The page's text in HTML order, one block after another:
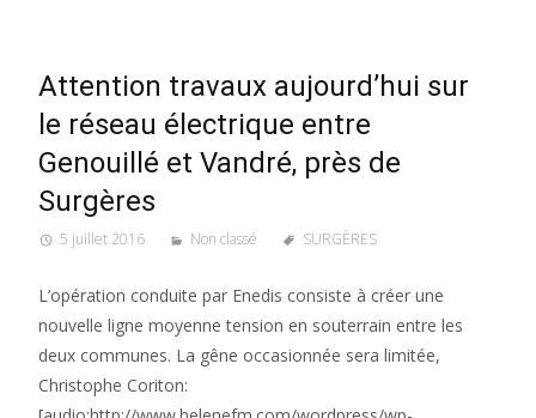
Attention travaux aujourd’hui sur
le réseau électrique entre
Genouillé et Vandré, près de
Surgères
5 juillet 2016 Non classé SURGÈRES
L’opération conduite par Enedis consiste à créer une
nouvelle ligne moyenne tension en souterrain entre les
deux communes. La gêne occasionnée sera limitée,
Christophe Coriton: